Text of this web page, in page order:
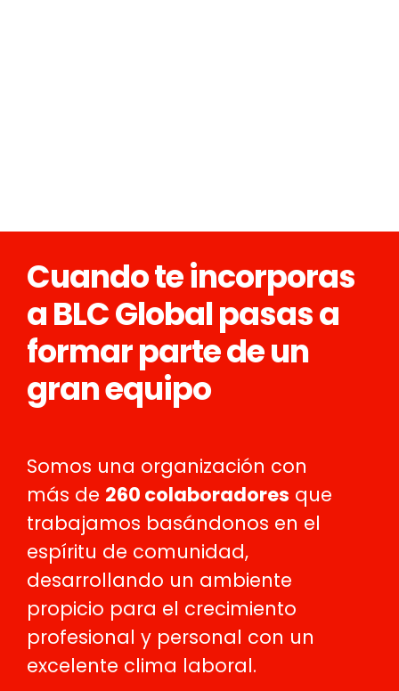
Cuando te incorporas
a BLC Global pasas a
formar parte de un
gran equipo
Somos una organización con
más de 260 colaboradores que
trabajamos basándonos en el
espíritu de comunidad,
desarrollando un ambiente
propicio para el crecimiento
profesional y personal con un
excelente clima laboral.